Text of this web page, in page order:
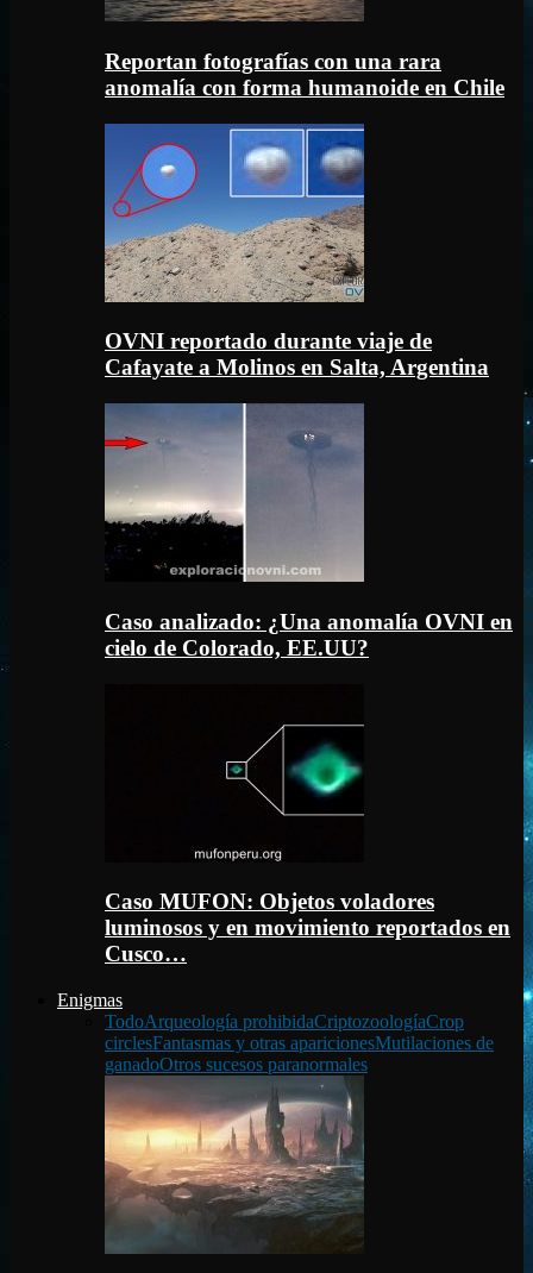
Reportan fotografías con una rara
anomalía con forma humanoide en Chile
OVNI reportado durante viaje de
Cafayate a Molinos en Salta, Argentina
Caso analizado: ¿Una anomalía OVNI en
cielo de Colorado, EE.UU?
Caso MUFON: Objetos voladores
luminosos y en movimiento reportados en
Cusco…
Enigmas
TodoArqueología prohibidaCriptozoologíaCrop
circlesFantasmas y otras aparicionesMutilaciones de
ganadoOtros sucesos paranormales